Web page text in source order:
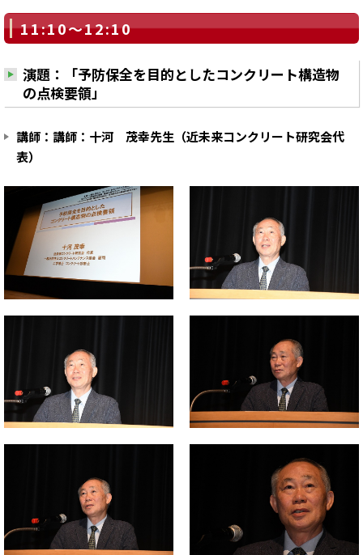
11:10～12:10
演題：「予防保全を目的としたコンクリート構造物
の点検要領」
講師：講師：十河 茂幸先生（近未来コンクリート研究会代
表）